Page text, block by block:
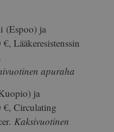
(Espoo) ja
€, Lääkeresistenssin
apuraha
ja
€, Circulating
Kaksivuotinen